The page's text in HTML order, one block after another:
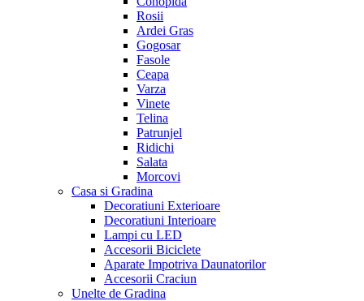
Rosii
Ardei Gras
Gogosar
Fasole
Ceapa
Varza
Vinete
Telina
Patrunjel
Ridichi
Salata
Morcovi
Casa si Gradina
Decoratiuni Exterioare
Decoratiuni Interioare
Lampi cu LED
Accesorii Biciclete
Aparate Impotriva Daunatorilor
Accesorii Craciun
Unelte de Gradina